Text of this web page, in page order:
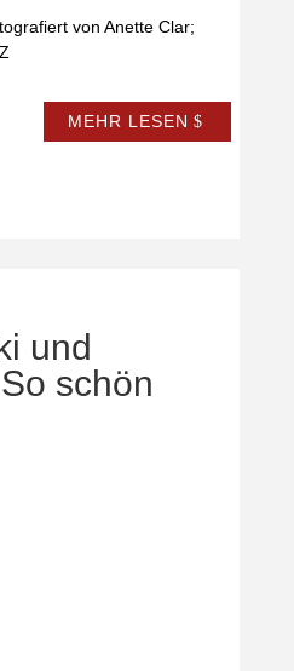
von Anette Clar;
MEHR LESEN
und
schön